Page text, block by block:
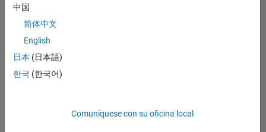
Senior Solutions Engineer - Model Based Design
Model Based
US-MA-Natick
Experimentado
中国
简体中文
English
日本 (日本語)
한국 (한국어)
Comuníquese con su oficina local